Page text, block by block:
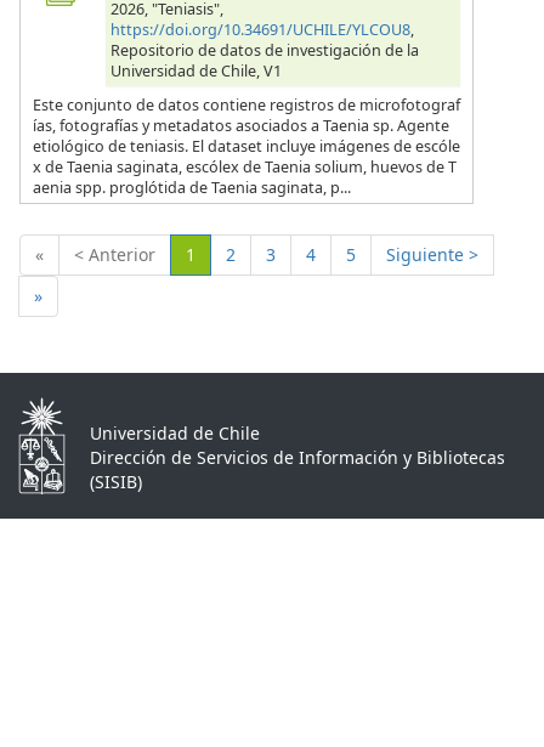
2026, "Teniasis",
https://doi.org/10.34691/UCHILE/YLCOU8,
Repositorio de datos de investigación de la
Universidad de Chile, V1
Este conjunto de datos contiene registros de microfotograf
ías, fotografías y metadatos asociados a Taenia sp. Agente
etiológico de teniasis. El dataset incluye imágenes de escóle
x de Taenia saginata, escólex de Taenia solium, huevos de T
aenia spp. proglótida de Taenia saginata, p...
« < Anterior 1 (Actual)
2 3 4 5
Siguiente >
»
Universidad de Chile
Dirección de Servicios de Información y Bibliotecas
(SISIB)